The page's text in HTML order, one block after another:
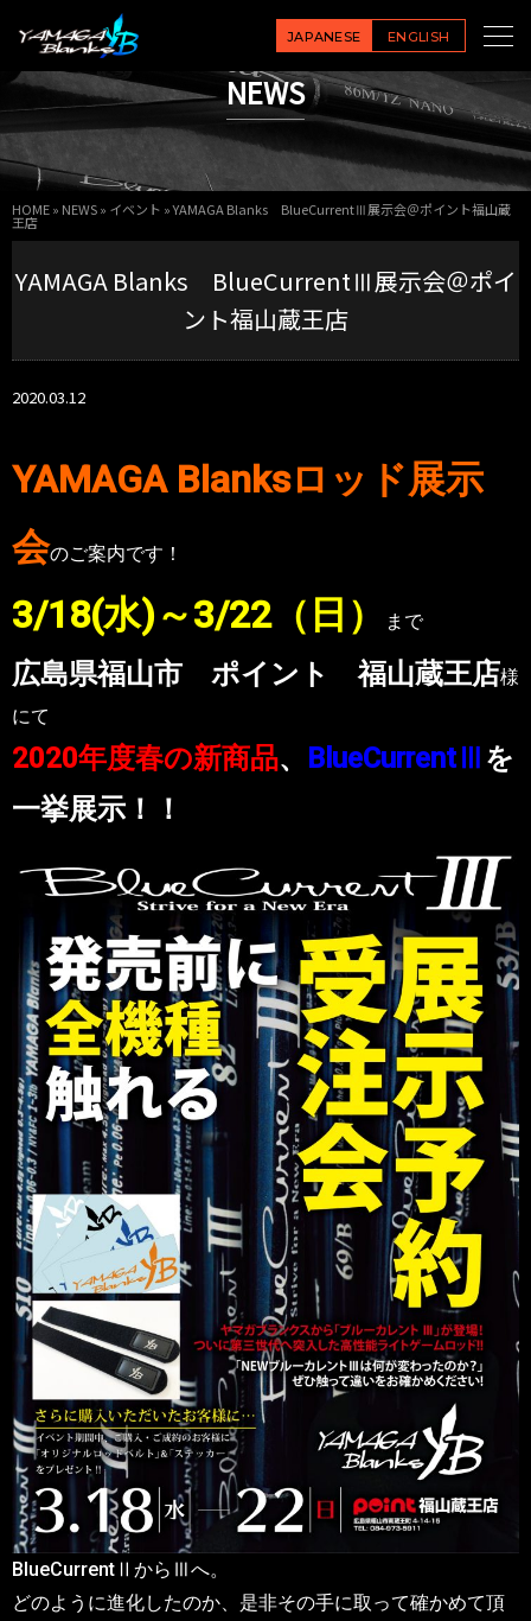
JAPANESE ENGLISH
NEWS
HOME» NEWS» イベント »YAMAGA Blanks BlueCurrentⅢ展示会＠ポイント福山蔵
王店
YAMAGA Blanks BlueCurrentⅢ展示会＠ポイ
ント福山蔵王店
2020.03.12
YAMAGA Blanksロッド展示
会のご案内です！
3/18(水)～3/22（日） まで
広島県福山市 ポイント 福山蔵王店様
にて
2020年度春の新商品、 BlueCurrentⅢ を
一挙展示！！
BlueCurrentⅡからⅢへ。
どのように進化したのか、是非その手に取って確かめて頂